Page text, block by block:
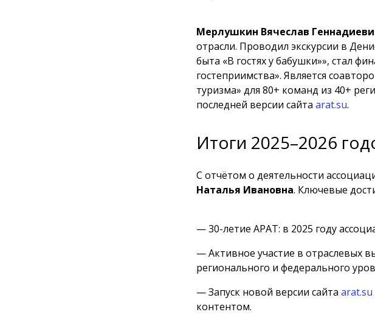
Мерлушкин Вячеслав
отрасли. Проводил экскурсии в
быта «В гостях у бабушки»», стал
гостеприимства». Является
туризма» для 80+ команд из 40+
последней версии сайта arat.su.
Итоги 2025–2026
С отчётом о деятельности
Наталья Ивановна. Ключевые
— 30-летие АРАТ: в 2025 году
— Активное участие в отраслевых
регионального и федерального
— Запуск новой версии сайта arat.su
контентом.